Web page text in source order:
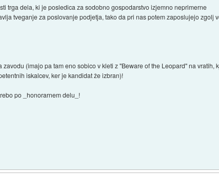
trga dela, ki je posledica za sodobno gospodarstvo izjemno neprimerne
tveganje za poslovanje podjetja, tako da pri nas potem zaposlujejo zgolj
(imajo pa tam eno sobico v kleti z "Beware of the Leopard" na vratih,
iskalcev, ker je kandidat že izbran)!
po _honorarnem delu_!